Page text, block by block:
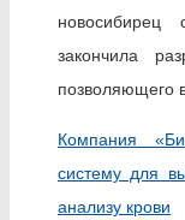
закончила
позволяющего
Компания
систему для
анализу крови